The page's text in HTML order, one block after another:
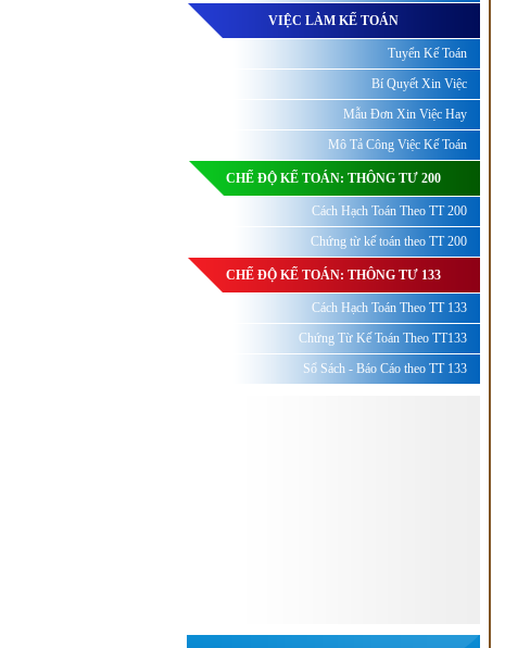
VIỆC LÀM KẾ TOÁN
Tuyển Kế Toán
Bí Quyết Xin Việc
Mẫu Đơn Xin Việc Hay
Mô Tả Công Việc Kế Toán
CHẾ ĐỘ KẾ TOÁN: THÔNG TƯ 200
Cách Hạch Toán Theo TT 200
Chứng từ kế toán theo TT 200
CHẾ ĐỘ KẾ TOÁN: THÔNG TƯ 133
Cách Hạch Toán Theo TT 133
Chứng Từ Kế Toán Theo TT133
Sổ Sách - Báo Cáo theo TT 133